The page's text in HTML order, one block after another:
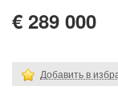
€ 289 000
Добавить в